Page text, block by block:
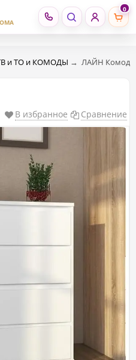
0
и ТО и КОМОДЫ → ЛАЙН Комод
В избранное Сравнение